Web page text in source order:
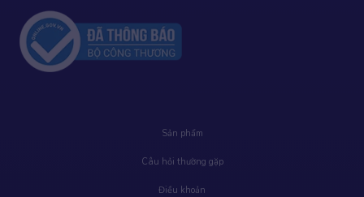
Sản phẩm
Câu hỏi thường gặp
Điều khoản